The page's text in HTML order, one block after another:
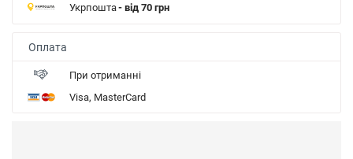
Укрпошта- від 70 грн
Оплата
При отриманні
Visa, MasterCard